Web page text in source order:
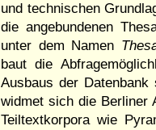
und technischen
die angebundenen
unter dem Namen
baut die
Ausbaus der
widmet sich die Berliner
Teiltextkorpora wie